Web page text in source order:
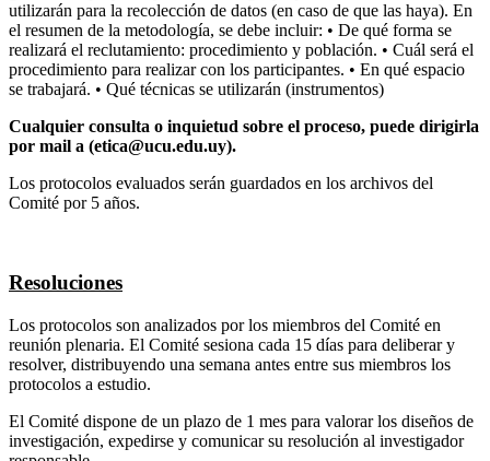
utilizarán para la recolección de datos (en caso de que las haya). En
el resumen de la metodología, se debe incluir: • De qué forma se
realizará el reclutamiento: procedimiento y población. • Cuál será el
procedimiento para realizar con los participantes. • En qué espacio
se trabajará. • Qué técnicas se utilizarán (instrumentos)
Cualquier consulta o inquietud sobre el proceso, puede dirigirla
por mail a (etica@ucu.edu.uy).
Los protocolos evaluados serán guardados en los archivos del
Comité por 5 años.
Resoluciones
Los protocolos son analizados por los miembros del Comité en
reunión plenaria. El Comité sesiona cada 15 días para deliberar y
resolver, distribuyendo una semana antes entre sus miembros los
protocolos a estudio.
El Comité dispone de un plazo de 1 mes para valorar los diseños de
investigación, expedirse y comunicar su resolución al investigador